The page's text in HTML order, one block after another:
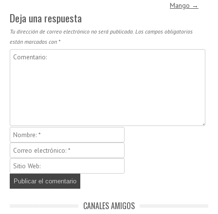
Mango →
Deja una respuesta
Tu dirección de correo electrónico no será publicada. Los campos obligatorios
están marcados con *
CANALES AMIGOS